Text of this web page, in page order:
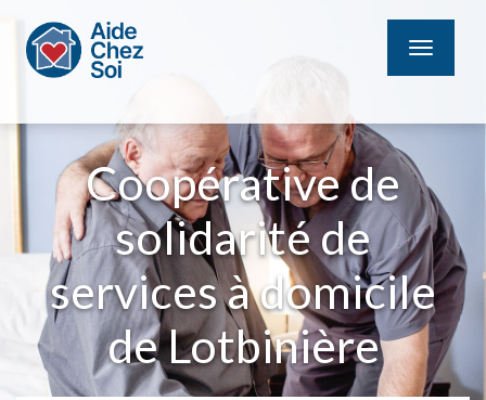
MENU
Coopérative de
solidarité de
services à domicile
de Lotbinière